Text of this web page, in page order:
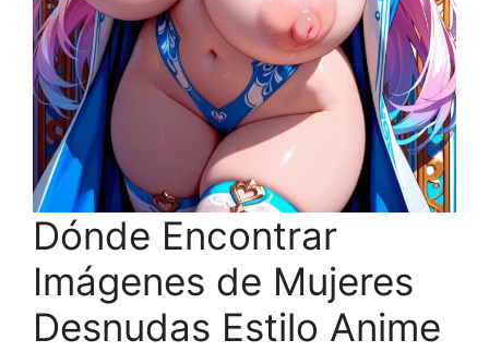
Dónde Encontrar
Imágenes de Mujeres
Desnudas Estilo Anime